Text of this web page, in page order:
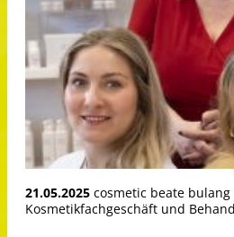
21.05.2025 cosmetic beate
Kosmetikfachgeschäft und